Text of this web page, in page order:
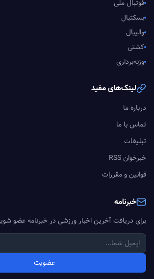
فوتبال ملی
بسکتبال
والیبال
کشتی
وزنه‌برداری
لینک‌های مفید
درباره ما
تماس با ما
تبلیغات
خبرخوان RSS
قوانین و مقررات
خبرنامه
برای دریافت آخرین اخبار ورزشی در خبرنامه عضو
عضویت